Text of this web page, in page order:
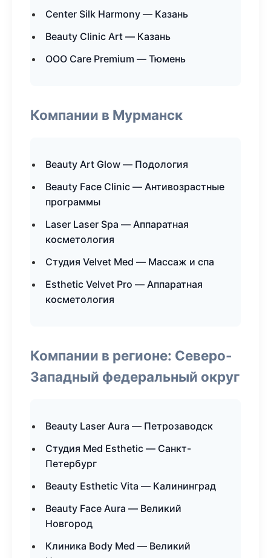
Center Silk Harmony — Казань
Beauty Clinic Art — Казань
ООО Care Premium — Тюмень
Компании в Мурманск
Beauty Art Glow — Подология
Beauty Face Clinic — Антивозрастные
программы
Laser Laser Spa — Аппаратная
косметология
Студия Velvet Med — Массаж и спа
Esthetic Velvet Pro — Аппаратная
косметология
Компании в регионе: Северо-
Западный федеральный округ
Beauty Laser Aura — Петрозаводск
Студия Med Esthetic — Санкт-
Петербург
Beauty Esthetic Vita — Калининград
Beauty Face Aura — Великий
Новгород
Клиника Body Med — Великий